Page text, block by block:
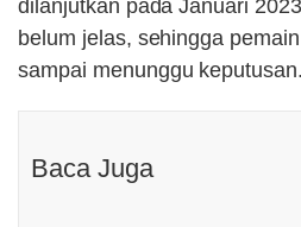
dilanjutkan pada Januari
belum jelas, sehingga
sampai menunggu keputusan.
Baca Juga